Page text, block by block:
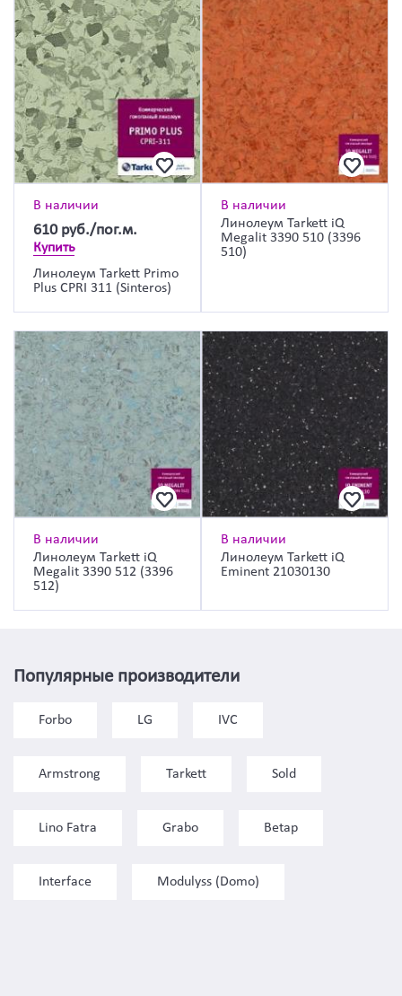
В наличии
610 руб./пог.м.
Купить
Линолеум Tarkett Primo
Plus CPRI 311 (Sinteros)
В наличии
Линолеум Tarkett iQ
Megalit 3390 510 (3396
510)
В наличии
Линолеум Tarkett iQ
Megalit 3390 512 (3396
512)
В наличии
Линолеум Tarkett iQ
Eminent 21030130
Популярные производители
Forbo LG IVC
Armstrong Tarkett Sold
Lino Fatra Grabo Betap
Interface Modulyss (Domo)